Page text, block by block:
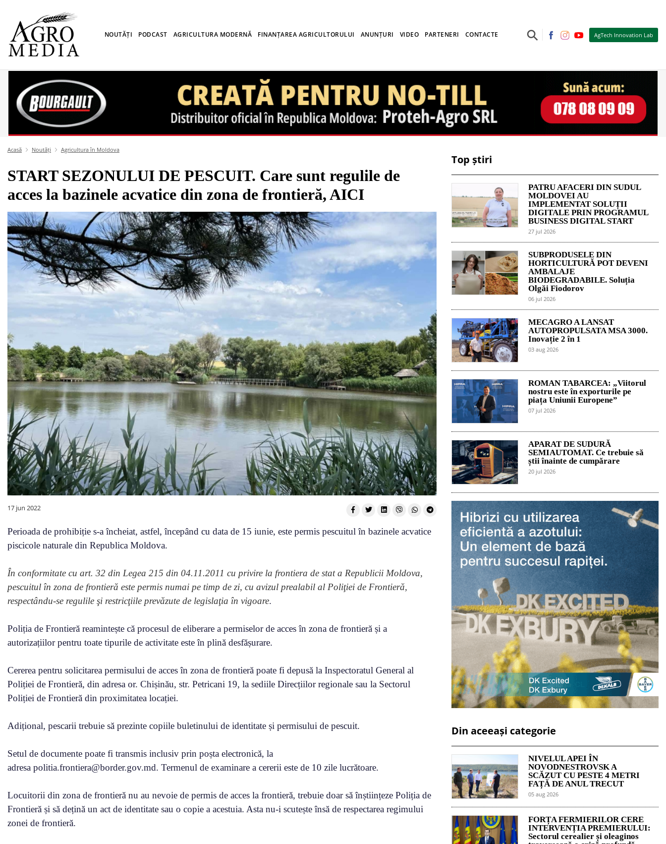
NOUTĂȚI PODCAST AGRICULTURA MODERNĂ FINANȚAREA AGRICULTORULUI ANUNȚURI VIDEO PARTENERI CONTACTE ⚲ AgTech Innovation Lab
Acasă Noutăți Agricultura în Moldova
START SEZONULUI DE PESCUIT. Care sunt regulile de
acces la bazinele acvatice din zona de frontieră, AICI
17 jun 2022
Perioada de prohibiție s-a încheiat, astfel, începând cu data de 15 iunie, este permis pescuitul în bazinele acvatice
piscicole naturale din Republica Moldova.
În conformitate cu art. 32 din Legea 215 din 04.11.2011 cu privire la frontiera de stat a Republicii Moldova,
pescuitul în zona de frontieră este permis numai pe timp de zi, cu avizul prealabil al Poliţiei de Frontieră,
respectându-se regulile şi restricţiile prevăzute de legislaţia în vigoare.
Poliția de Frontieră reamintește că procesul de eliberare a permiselor de acces în zona de frontieră și a
autorizațiilor pentru toate tipurile de activitate este în plină desfășurare.
Cererea pentru solicitarea permisului de acces în zona de frontieră poate fi depusă la Inspectoratul General al
Poliției de Frontieră, din adresa or. Chișinău, str. Petricani 19, la sediile Direcțiilor regionale sau la Sectorul
Poliției de Frontieră din proximitatea locației.
Adițional, pescarii trebuie să prezinte copiile buletinului de identitate și permisului de pescuit.
Setul de documente poate fi transmis inclusiv prin poșta electronică, la
adresa politia.frontiera@border.gov.md. Termenul de examinare a cererii este de 10 zile lucrătoare.
Locuitorii din zona de frontieră nu au nevoie de permis de acces la frontieră, trebuie doar să înștiințeze Poliția de
Frontieră și să dețină un act de identitate sau o copie a acestuia. Asta nu-i scutește însă de respectarea regimului
zonei de frontieră.
Top știri
PATRU AFACERI DIN SUDUL
MOLDOVEI AU
IMPLEMENTAT SOLUȚII
DIGITALE PRIN PROGRAMUL
BUSINESS DIGITAL START
27 jul 2026
SUBPRODUSELE DIN
HORTICULTURĂ POT DEVENI
AMBALAJE
BIODEGRADABILE. Soluția
Olgăi Fiodorov
06 jul 2026
MECAGRO A LANSAT
AUTOPROPULSATA MSA 3000.
Inovație 2 în 1
03 aug 2026
ROMAN TABARCEA: „Viitorul
nostru este în exporturile pe
piața Uniunii Europene”
07 jul 2026
APARAT DE SUDURĂ
SEMIAUTOMAT. Ce trebuie să
știi înainte de cumpărare
20 jul 2026
Din aceeași categorie
NIVELUL APEI ÎN
NOVODNESTROVSK A
SCĂZUT CU PESTE 4 METRI
FAȚĂ DE ANUL TRECUT
05 aug 2026
FORȚA FERMIERILOR CERE
INTERVENȚIA PREMIERULUI:
Sectorul cerealier și oleaginos